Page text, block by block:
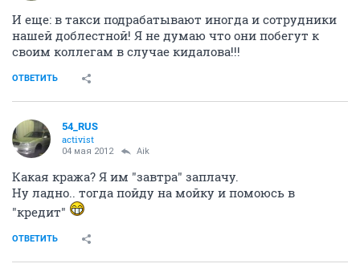
И еще: в такси подрабатывают иногда и сотрудники
нашей доблестной! Я не думаю что они побегут к
своим коллегам в случае кидалова!!!
ОТВЕТИТЬ
54_RUS
activist
04 мая 2012 Aik
Какая кража? Я им "завтра" заплачу.
Ну ладно.. тогда пойду на мойку и помоюсь в
"кредит"
ОТВЕТИТЬ